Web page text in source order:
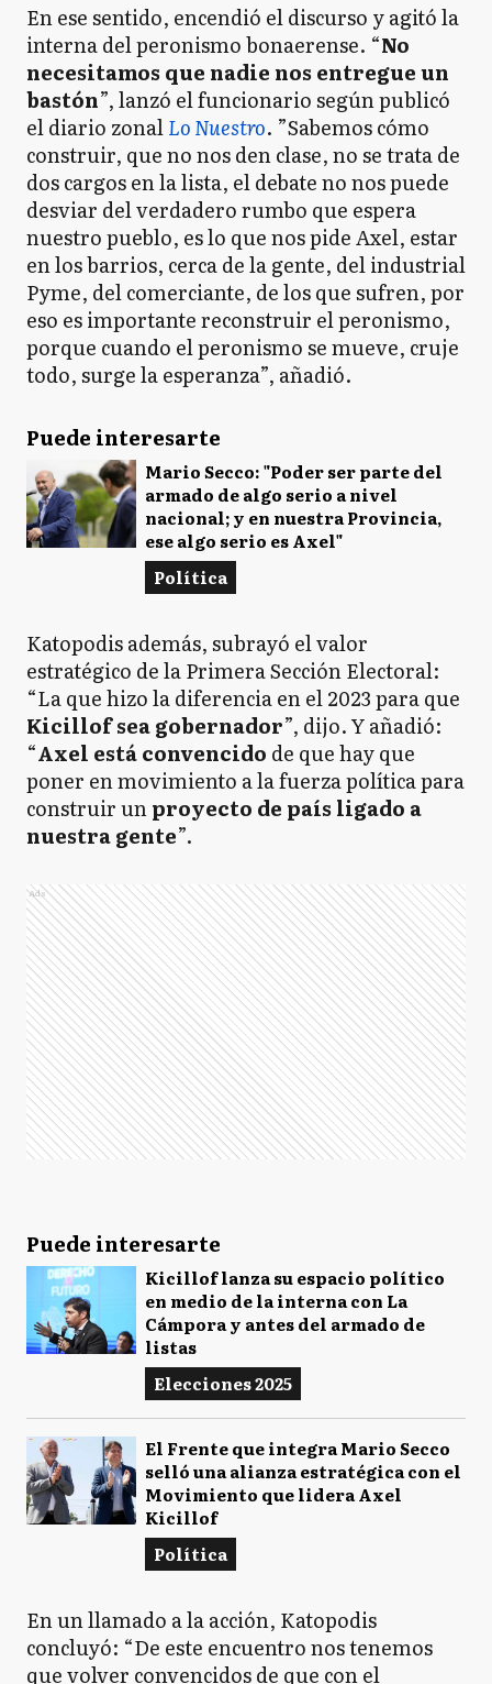
En ese sentido, encendió el discurso y agitó la
interna del peronismo bonaerense. “No
necesitamos que nadie nos entregue un
bastón”, lanzó el funcionario según publicó
el diario zonalLo Nuestro. ”Sabemos cómo
construir, que no nos den clase, no se trata de
dos cargos en la lista, el debate no nos puede
desviar del verdadero rumbo que espera
nuestro pueblo, es lo que nos pide Axel, estar
en los barrios, cerca de la gente, del industrial
Pyme, del comerciante, de los que sufren, por
eso es importante reconstruir el peronismo,
porque cuando el peronismo se mueve, cruje
todo, surge la esperanza”, añadió.
Puede interesarte
Mario Secco: "Poder ser parte del
armado de algo serio a nivel
nacional; y en nuestra Provincia,
ese algo serio es Axel"
Política
Katopodis además, subrayó el valor
estratégico de la Primera Sección Electoral:
“La que hizo la diferencia en el 2023 para que
Kicillof sea gobernador”, dijo. Y añadió:
“Axel está convencido de que hay que
poner en movimiento a la fuerza política para
construir unproyecto de país ligado a
nuestra gente”.
Ads
Puede interesarte
Kicillof lanza su espacio político
en medio de la interna con La
Cámpora y antes del armado de
listas
Elecciones 2025
El Frente que integra Mario Secco
selló una alianza estratégica con el
Movimiento que lidera Axel
Kicillof
Política
En un llamado a la acción, Katopodis
concluyó: “De este encuentro nos tenemos
que volver convencidos de que con el